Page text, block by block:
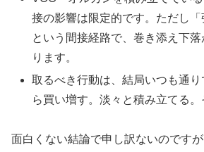
接の影響は限定的です。ただし「
という間接経路で、巻き添え下
ります。
取るべき行動は、結局いつも通
ら買い増す。淡々と積み立てる。
面白くない結論で申し訳ないのです